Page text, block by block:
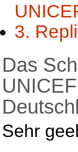
3.
Das
UNICEF
Sehr